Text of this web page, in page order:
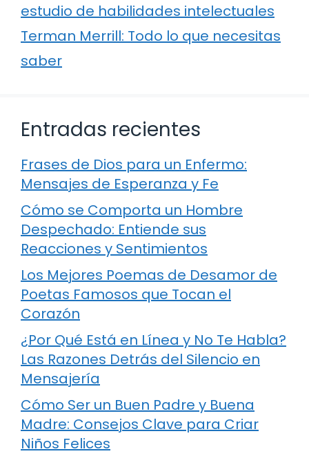
estudio de habilidades intelectuales
Terman Merrill: Todo lo que necesitas
saber
Entradas recientes
Frases de Dios para un Enfermo:
Mensajes de Esperanza y Fe
Cómo se Comporta un Hombre
Despechado: Entiende sus
Reacciones y Sentimientos
Los Mejores Poemas de Desamor de
Poetas Famosos que Tocan el
Corazón
¿Por Qué Está en Línea y No Te Habla?
Las Razones Detrás del Silencio en
Mensajería
Cómo Ser un Buen Padre y Buena
Madre: Consejos Clave para Criar
Niños Felices